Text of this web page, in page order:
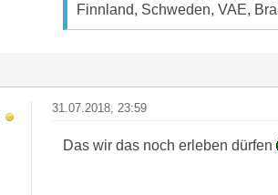
Finnland, Schweden, VAE,
31.07.2018, 23:59
Das wir das noch erleben dürfen